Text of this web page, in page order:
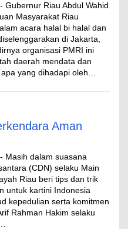
Gubernur Riau Abdul Wahid
Masyarakat Riau
acara halal bi halal dan
di Jakarta,
organisasi PMRI ini
daerah mendata dan
yang dihadapi oleh…
Aman
Masih dalam suasana
(CDN) selaku Main
Riau beri tips dan trik
untuk kartini Indonesia
kepedulian serta komitmen
Rahman Hakim selaku